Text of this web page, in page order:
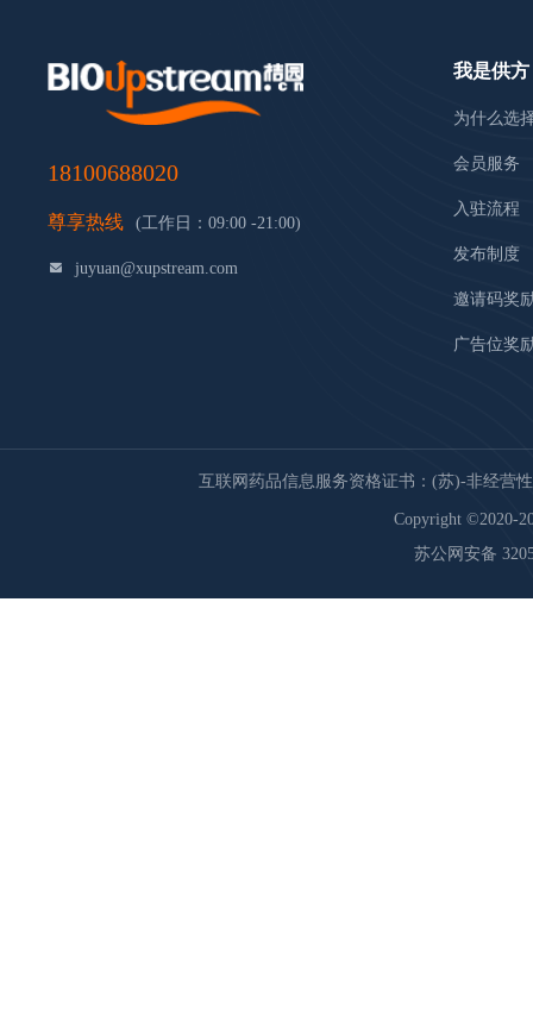
18100688020
尊享热线 (工作日：09:00 -21:00)
juyuan@xupstream.com
我是供方
为什么选
会员服务
入驻流程
发布制度
邀请码奖
广告位奖
互联网药品信息服务资格证书：(苏)-非经营性
Copyright ©2020-
苏公网安备